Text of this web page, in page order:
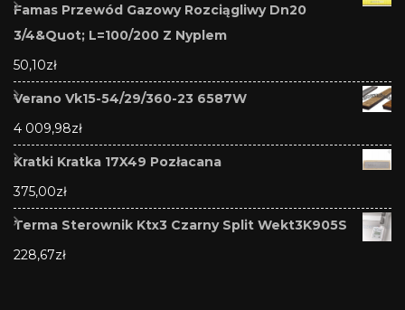
Famas Przewód Gazowy Rozciągliwy Dn20
3/4&Quot; L=100/200 Z Nyplem
50,10zł
Verano Vk15-54/29/360-23 6587W
4 009,98zł
Kratki Kratka 17X49 Pozłacana
375,00zł
Terma Sterownik Ktx3 Czarny Split Wekt3K905S
228,67zł